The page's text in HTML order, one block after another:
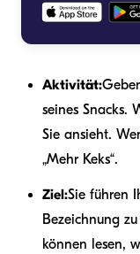
Aktivität:
seines Snacks.
Sie ansieht.
„Mehr Keks“.
Ziel:Sie führen
Bezeichnung
können lesen,